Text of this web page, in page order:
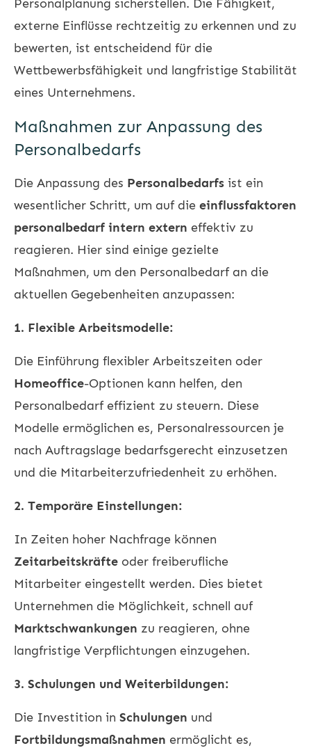
Personalplanung sicherstellen. Die Fähigkeit,
externe Einflüsse rechtzeitig zu erkennen und zu
bewerten, ist entscheidend für die
Wettbewerbsfähigkeit und langfristige Stabilität
eines Unternehmens.
Maßnahmen zur Anpassung des
Personalbedarfs
Die Anpassung des Personalbedarfs ist ein
wesentlicher Schritt, um auf die einflussfaktoren
personalbedarf intern extern effektiv zu
reagieren. Hier sind einige gezielte
Maßnahmen, um den Personalbedarf an die
aktuellen Gegebenheiten anzupassen:
1. Flexible Arbeitsmodelle:
Die Einführung flexibler Arbeitszeiten oder
Homeoffice-Optionen kann helfen, den
Personalbedarf effizient zu steuern. Diese
Modelle ermöglichen es, Personalressourcen je
nach Auftragslage bedarfsgerecht einzusetzen
und die Mitarbeiterzufriedenheit zu erhöhen.
2. Temporäre Einstellungen:
In Zeiten hoher Nachfrage können
Zeitarbeitskräfte oder freiberufliche
Mitarbeiter eingestellt werden. Dies bietet
Unternehmen die Möglichkeit, schnell auf
Marktschwankungen zu reagieren, ohne
langfristige Verpflichtungen einzugehen.
3. Schulungen und Weiterbildungen:
Die Investition in Schulungen und
Fortbildungsmaßnahmen ermöglicht es,